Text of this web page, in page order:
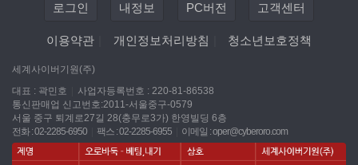
로그인 내정보 PC버전 고객센터
이용약관 개인정보처리방침 청소년보호정책
세계사이버기원(주)
대표 : 곽민호
사업자등록번호 : 220-81-86538
통신판매업 신고번호:2011-서울중구-0579
서울 중구 퇴계로27길 28(충무로3가) 한영빌딩 6층
전화 : 02-2285-6950
팩스 : 02-2285-6955 이메일 :oper@cyberoro.com